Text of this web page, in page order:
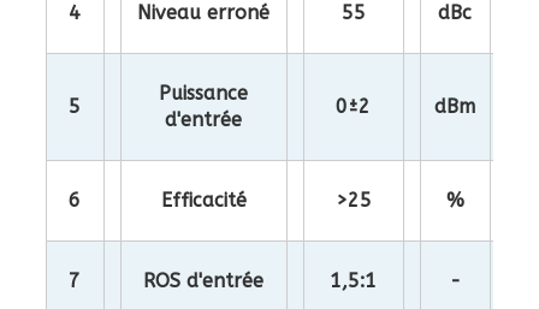
4 Niveau erroné 55 dBc
5
Puissance
d'entrée
0±2 dBm
6 Efficacité >25 %
7 ROS d'entrée 1,5:1 -